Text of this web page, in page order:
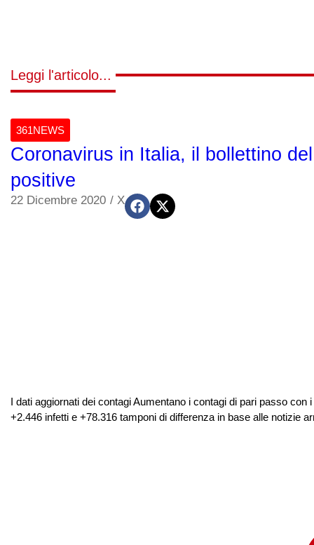
Leggi l'articolo...
361NEWS
Coronavirus in Italia, il bollettino
positive
22 Dicembre 2020 / X
I dati aggiornati dei contagi Aumentano i contagi di pari passo
+2.446 infetti e +78.316 tamponi di differenza in base alle notizie